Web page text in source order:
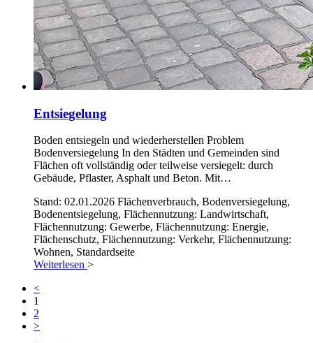
Entsiegelung
Boden entsiegeln und wiederherstellen Problem
Bodenversiegelung In den Städten und Gemeinden sind
Flächen oft vollständig oder teilweise versiegelt: durch
Gebäude, Pflaster, Asphalt und Beton. Mit…
Stand: 02.01.2026 Flächenverbrauch, Bodenversiegelung,
Bodenentsiegelung, Flächennutzung: Landwirtschaft,
Flächennutzung: Gewerbe, Flächennutzung: Energie,
Flächenschutz, Flächennutzung: Verkehr, Flächennutzung:
Wohnen, Standardseite
Weiterlesen >
<
1
2
>